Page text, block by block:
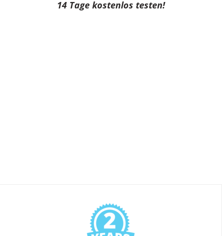
14 Tage kostenlos testen!